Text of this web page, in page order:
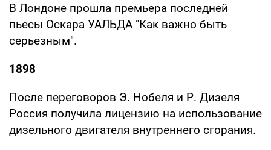
В Лондоне прошла премьера последней
пьесы Оскара УАЛЬДА "Как важно быть
серьезным".
1898
После переговоров Э. Нобеля и Р. Дизеля
Россия получила лицензию на использование
дизельного двигателя внутреннего сгорания.